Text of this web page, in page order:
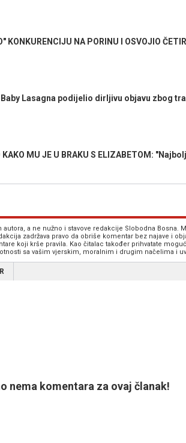
KONKURENCIJU NA PORINU I OSVOJIO
Baby Lasagna podijelio dirljivu objavu zbog
KAKO MU JE U BRAKU S ELIZABETOM:
autora, a ne nužno i stavove redakcije Slobodna Bosna.
zadržava pravo da obriše komentar bez najave i
koji krše pravila. Kao čitalac također prihvatate
sa vašim vjerskim, moralnim i drugim načelima i
nema komentara za ovaj članak!